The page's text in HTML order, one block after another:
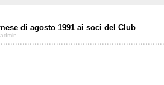
di agosto 1991 ai soci del Club